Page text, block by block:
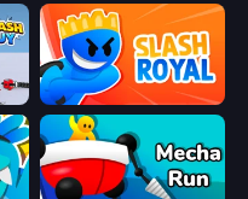
Smash Guy: Ragdoll Punch Hero Slash Royal